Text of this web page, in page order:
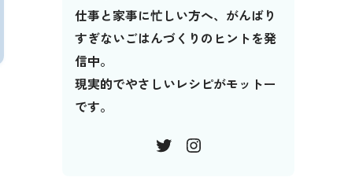
仕事と家事に忙しい方へ、がんばり
すぎないごはんづくりのヒントを発
信中。
現実的でやさしいレシピがモットー
です。